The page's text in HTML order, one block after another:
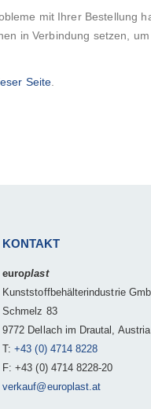
mit Ihrer Bestellung
in Verbindung setzen,
Seite
KONTAKT
europlast
Kunststoffbehälterindustrie
Schmelz 83
9772 Dellach im Drautal, Austria
T:+43 (0) 4714 8228
F: +43 (0) 4714 8228-20
verkauf@europlast.at